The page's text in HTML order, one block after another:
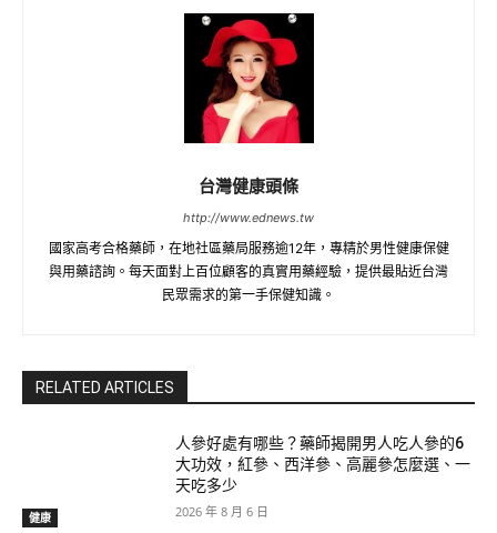
台灣健康頭條
http://www.ednews.tw
國家高考合格藥師，在地社區藥局服務逾12年，專精於男性健康保健
與用藥諮詢。每天面對上百位顧客的真實用藥經驗，提供最貼近台灣
民眾需求的第一手保健知識。
RELATED ARTICLES
健康
人參好處有哪些？藥師揭開男人吃人參的6
大功效，紅參、西洋參、高麗參怎麼選、一
天吃多少
2026 年 8 月 6 日